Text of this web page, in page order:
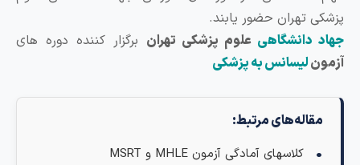
تهران حضور یابند.
دانشگاهیعلوم پزشکی تهرانبرگزار کننده دوره های
لیسانس به پزشکی
مقاله‌های مرتبط:
کلاسهای آمادگی آزمون MHLE و MSRT